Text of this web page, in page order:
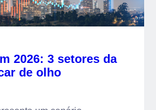
2026: 3 setores da
de olho